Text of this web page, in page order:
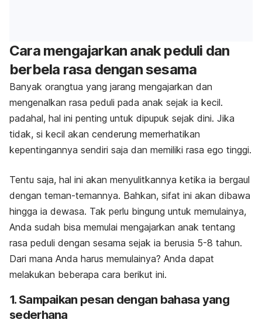
Cara mengajarkan anak peduli dan
berbela rasa dengan sesama
Banyak orangtua yang jarang mengajarkan dan
mengenalkan rasa peduli pada anak sejak ia kecil.
padahal, hal ini penting untuk dipupuk sejak dini. Jika
tidak, si kecil akan cenderung memerhatikan
kepentingannya sendiri saja dan memiliki rasa ego tinggi.
Tentu saja, hal ini akan menyulitkannya ketika ia bergaul
dengan teman-temannya. Bahkan, sifat ini akan dibawa
hingga ia dewasa. Tak perlu bingung untuk memulainya,
Anda sudah bisa memulai mengajarkan anak tentang
rasa peduli dengan sesama sejak ia berusia 5-8 tahun.
Dari mana Anda harus memulainya? Anda dapat
melakukan beberapa cara berikut ini.
1. Sampaikan pesan dengan bahasa yang
sederhana